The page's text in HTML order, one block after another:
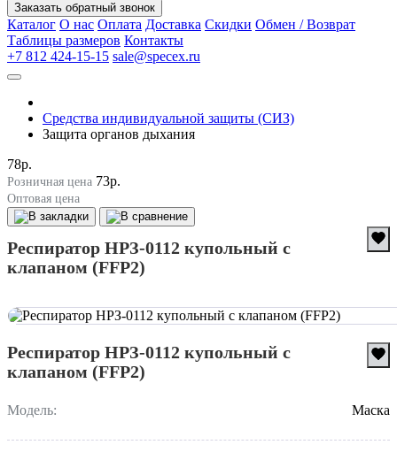
Заказать обратный звонок
Каталог О нас Оплата Доставка Скидки Обмен / Возврат
Таблицы размеров Контакты
+7 812 424-15-15 sale@specex.ru
Средства индивидуальной защиты (СИЗ)
Защита органов дыхания
78р.
Розничная цена 73р.
Оптовая цена
Респиратор НРЗ-0112 купольный с
клапаном (FFP2)
Респиратор НРЗ-0112 купольный с
клапаном (FFP2)
Модель: Маска